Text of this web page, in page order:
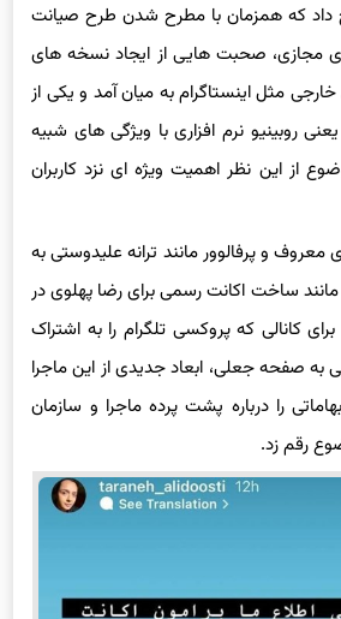
داد که همزمان با مطرح شدن طرح صیانت
مجازی، صحبت هایی از ایجاد نسخه های
خارجی مثل اینستاگرام به میان آمد و یکی از
یعنی روبینیو نرم افزاری با ویژگی های شبیه
از این نظر اهمیت ویژه ای نزد کاربران
معروف و پرفالوور مانند ترانه علیدوستی به
مانند ساخت اکانترسمی برای رضا پهلوی در
کانالی کهپروکسی تلگرام را به اشتراک
به صفحه جعلی، ابعاد جدیدی از این ماجرا
را درباره پشت پرده ماجرا و سازمان
رقم زد.